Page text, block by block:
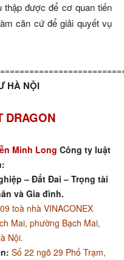
thập được để cơ quan tiến
căn cứ để giải quyết vụ
HÀ NỘI
DRAGON
Minh Long Công ty luật
– Đất Đai – Trọng tài
và Gia đình.
toà nhà VINACONEX
Mai, phường Bạch Mai,
Nội.
Số 22 ngõ 29 Phố Trạm,